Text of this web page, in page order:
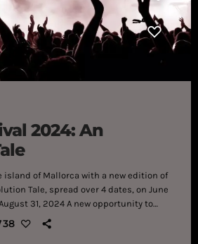
2024: An
island of Mallorca with a new edition of
Tale, spread over 4 dates, on June
31, 2024 A new opportunity to
music in paradise returns, in a new
An Evolution Tale. An opportunity